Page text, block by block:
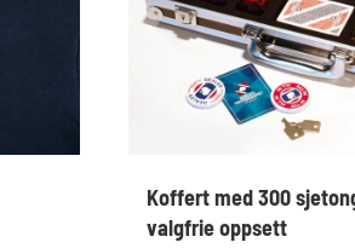
Koffert med 300
valgfrie oppsett